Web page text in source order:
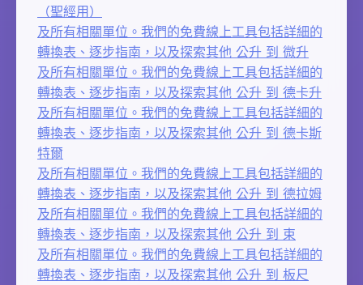
（聖經用）
及所有相關單位。我們的免費線上工具包括詳細的
轉換表、逐步指南，以及探索其他 公升 到 微升
及所有相關單位。我們的免費線上工具包括詳細的
轉換表、逐步指南，以及探索其他 公升 到 德卡升
及所有相關單位。我們的免費線上工具包括詳細的
轉換表、逐步指南，以及探索其他 公升 到 德卡斯
特爾
及所有相關單位。我們的免費線上工具包括詳細的
轉換表、逐步指南，以及探索其他 公升 到 德拉姆
及所有相關單位。我們的免費線上工具包括詳細的
轉換表、逐步指南，以及探索其他 公升 到 束
及所有相關單位。我們的免費線上工具包括詳細的
轉換表、逐步指南，以及探索其他 公升 到 板尺